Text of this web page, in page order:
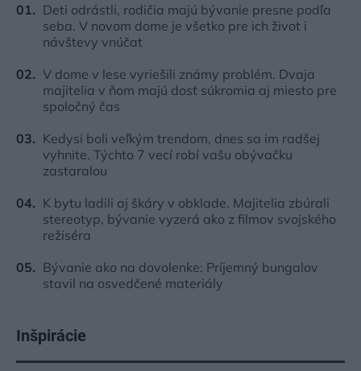
Deti odrástli, rodičia majú bývanie presne podľa
seba. V novom dome je všetko pre ich život i
návštevy vnúčat
V dome v lese vyriešili známy problém. Dvaja
majitelia v ňom majú dosť súkromia aj miesto pre
spoločný čas
Kedysi boli veľkým trendom, dnes sa im radšej
vyhnite. Týchto 7 vecí robí vašu obývačku
zastaralou
K bytu ladili aj škáry v obklade. Majitelia zbúrali
stereotyp, bývanie vyzerá ako z filmov svojského
režiséra
Bývanie ako na dovolenke: Príjemný bungalov
stavil na osvedčené materiály
Inšpirácie